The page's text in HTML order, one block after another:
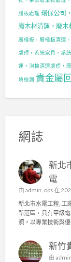
脂板處理 環保公司
廢木材清運，廢
廢棧板，廢棧板清運
處理，系統家具，系
運，泡棉清運處理，
境檢測 貴金屬
網誌
新北
電
由 admin_ops 在
新北市水電工程, 工
新莊區，具有甲級
照，以專業技術與
新竹
由